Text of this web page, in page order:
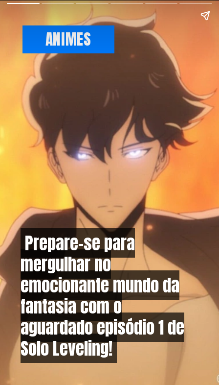
Prepare-se para
mergulhar no
emocionante mundo da
fantasia com o
aguardado episódio 1 de
Solo Leveling!
Prepare-se para
mergulhar no
emocionante mundo da
fantasia com o
aguardado episódio 1 de
Solo Leveling!
ANIMES